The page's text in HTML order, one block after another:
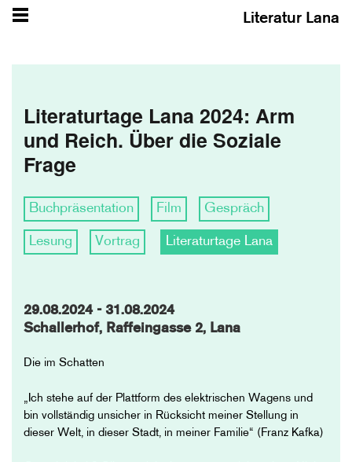
Literaturtage Lana 2024: Arm
und Reich. Über die Soziale
Frage
Buchpräsentation Film Gespräch
Lesung Vortrag Literaturtage Lana
29.08.2024 - 31.08.2024
Schallerhof, Raffeingasse 2, Lana
Die im Schatten
„Ich stehe auf der Plattform des elektrischen Wagens und
bin vollständig unsicher in Rücksicht meiner Stellung in
dieser Welt, in dieser Stadt, in meiner Familie“ (Franz Kafka)
Literatur Lana